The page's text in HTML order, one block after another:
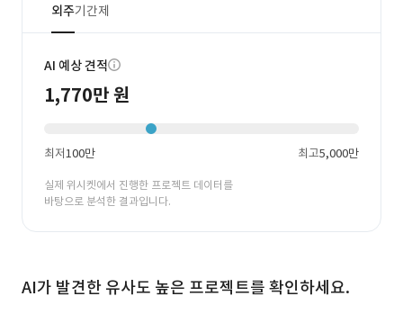
외주기간제
AI 예상 견적
1,770만 원
최저100만 최고5,000만
실제 위시켓에서 진행한 프로젝트 데이터를
바탕으로 분석한 결과입니다.
AI가 발견한 유사도 높은 프로젝트를 확인하세요.